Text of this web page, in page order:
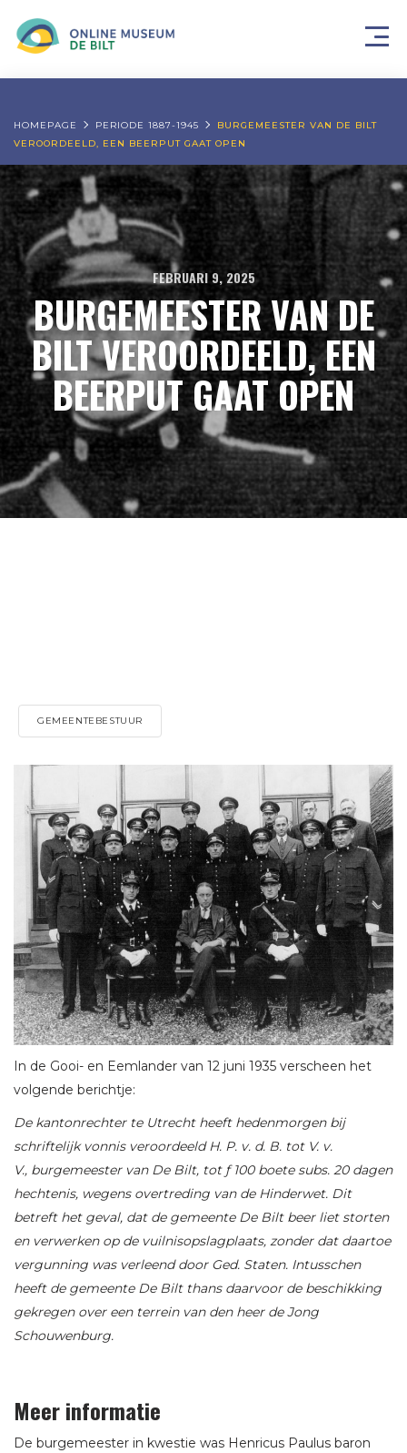
HOMEPAGE PERIODE 1887-1945
BURGEMEESTER VAN DE BILT
VEROORDEELD, EEN BEERPUT GAAT OPEN
FEBRUARI 9, 2025
BURGEMEESTER VAN DE
BILT VEROORDEELD, EEN
BEERPUT GAAT OPEN
GEMEENTEBESTUUR
In de Gooi- en Eemlander van 12 juni 1935 verscheen het
volgende berichtje:
De kantonrechter te Utrecht heeft hedenmorgen bij
schriftelijk vonnis veroordeeld H. P. v. d. B. tot V. v.
V., burgemeester van De Bilt, tot ƒ 100 boete subs. 20 dagen
hechtenis, wegens overtreding van de Hinderwet. Dit
betreft het geval, dat de gemeente De Bilt beer liet storten
en verwerken op de vuilnisopslagplaats, zonder dat daartoe
vergunning was verleend door Ged. Staten. Intusschen
heeft de gemeente De Bilt thans daarvoor de beschikking
gekregen over een terrein van den heer de Jong
Schouwenburg.
Meer informatie
De burgemeester in kwestie was Henricus Paulus baron